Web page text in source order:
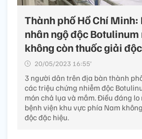
Thành phố Hồ Chí Minh:
nhân ngộ độc Botulinum
không còn thuốc giải
20/05/2023 16:55’
3 người dân trên địa bàn thành
các triệu chứng nhiễm độc
món chả lụa và mắm. Điều đáng
bệnh viện khu vực phía Nam
độc đặc hiệu.